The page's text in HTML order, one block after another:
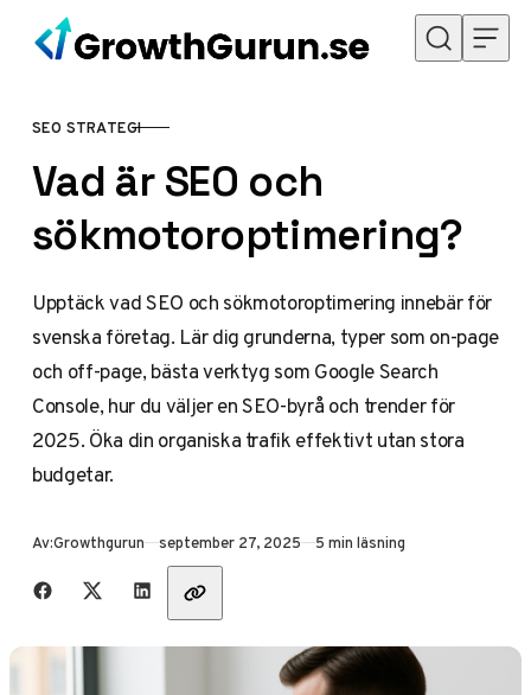
Hoppa till innehåll
KATEGORI
SEO STRATEGI
Vad är SEO och
sökmotoroptimering?
Upptäck vad SEO och sökmotoroptimering innebär för
svenska företag. Lär dig grunderna, typer som on-page
och off-page, bästa verktyg som Google Search
Console, hur du väljer en SEO-byrå och trender för
2025. Öka din organiska trafik effektivt utan stora
budgetar.
Av:Growthgurun Publicerad
september 27, 2025 5 min läsning
Dela med vänner